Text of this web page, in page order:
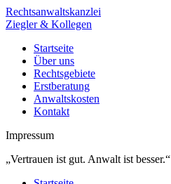
Rechtsanwaltskanzlei
Ziegler & Kollegen
Startseite
Über uns
Rechtsgebiete
Erstberatung
Anwaltskosten
Kontakt
Impressum
„Vertrauen ist gut. Anwalt ist besser.“